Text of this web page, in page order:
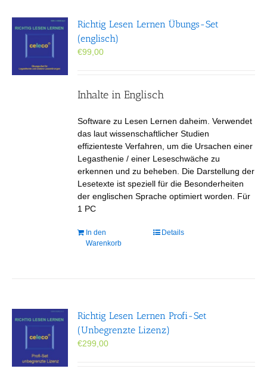
Richtig Lesen Lernen Übungs-Set
(englisch)
€99,00
Inhalte in Englisch
Software zu Lesen Lernen daheim. Verwendet
das laut wissenschaftlicher Studien
effizienteste Verfahren, um die Ursachen einer
Legasthenie / einer Leseschwäche zu
erkennen und zu beheben. Die Darstellung der
Lesetexte ist speziell für die Besonderheiten
der englischen Sprache optimiert worden. Für
1 PC
In den
Warenkorb
Details
Richtig Lesen Lernen Profi-Set
(Unbegrenzte Lizenz)
€299,00